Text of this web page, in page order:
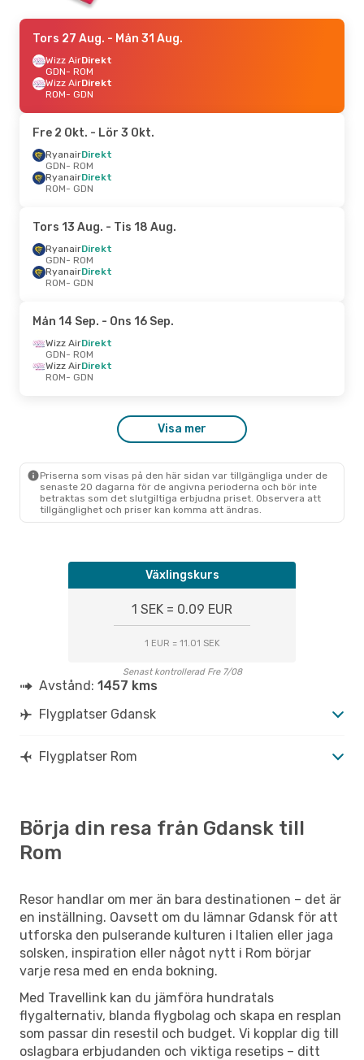
Tors 27 Aug. - Mån 31 Aug.
Wizz AirDirekt
GDN- ROM
Wizz AirDirekt
ROM- GDN
Fre 2 Okt. - Lör 3 Okt.
RyanairDirekt
GDN- ROM
RyanairDirekt
ROM- GDN
Tors 13 Aug. - Tis 18 Aug.
RyanairDirekt
GDN- ROM
RyanairDirekt
ROM- GDN
Mån 14 Sep. - Ons 16 Sep.
Wizz AirDirekt
GDN- ROM
Wizz AirDirekt
ROM- GDN
Visa mer
Priserna som visas på den här sidan var tillgängliga under de
senaste 20 dagarna för de angivna perioderna och bör inte
betraktas som det slutgiltiga erbjudna priset. Observera att
tillgänglighet och priser kan komma att ändras.
Växlingskurs
1 SEK = 0.09 EUR
1 EUR = 11.01 SEK
Senast kontrollerad Fre 7/08
Avstånd: 1457 kms
Flygplatser Gdansk
Flygplatser Rom
Börja din resa från Gdansk till
Rom
Resor handlar om mer än bara destinationen – det är
en inställning. Oavsett om du lämnar Gdansk för att
utforska den pulserande kulturen i Italien eller jaga
solsken, inspiration eller något nytt i Rom börjar
varje resa med en enda bokning.
Med Travellink kan du jämföra hundratals
flygalternativ, blanda flygbolag och skapa en resplan
som passar din resestil och budget. Vi kopplar dig till
oslagbara erbjudanden och viktiga resetips – ditt